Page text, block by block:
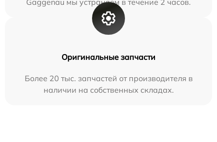
Gaggenau мы устраняем в течение 2 часов.
Оригинальные запчасти
Более 20 тыс. запчастей от производителя в
наличии на собственных складах.